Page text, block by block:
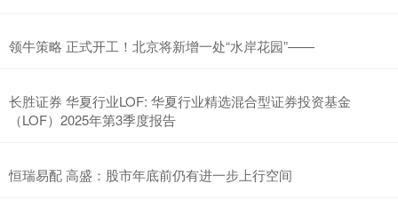
领牛策略 正式开工！北京将新增一处“水岸花园”——
长胜证券 华夏行业LOF: 华夏行业精选混合型证券投资基金
（LOF）2025年第3季度报告
恒瑞易配 高盛：股市年底前仍有进一步上行空间